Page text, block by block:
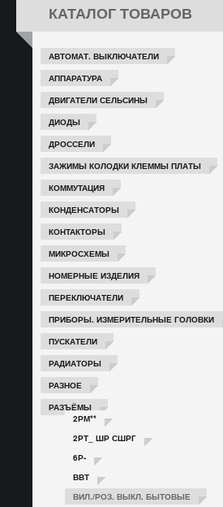
КАТАЛОГ ТОВАРОВ
АВТОМАТ. ВЫКЛЮЧАТЕЛИ
АППАРАТУРА
ДВИГАТЕЛИ СЕЛЬСИНЫ
ДИОДЫ
ДРОССЕЛИ
ЗАЖИМЫ КОЛОДКИ КЛЕММЫ ПЛАТЫ
КОММУТАЦИЯ
КОНДЕНСАТОРЫ
КОНТАКТОРЫ
МИКРОСХЕМЫ
НОМЕРНЫЕ ИЗДЕЛИЯ
ПЕРЕКЛЮЧАТЕЛИ
ПРИБОРЫ. ИЗМЕРИТЕЛЬНЫЕ ГОЛОВКИ
ПУСКАТЕЛИ
РАДИАТОРЫ
РАЗНОЕ
РАЗЪЁМЫ
2РМ**
2РТ_ ШР СШРГ
6Р-
ВВТ
ВИЛ./РОЗ. ВЫКЛ. БЫТОВЫЕ